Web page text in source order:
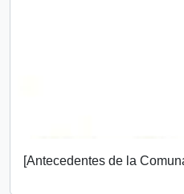
[Antecedentes de la